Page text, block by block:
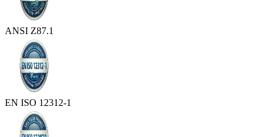
ANSI Z87.1
EN ISO 12312-1